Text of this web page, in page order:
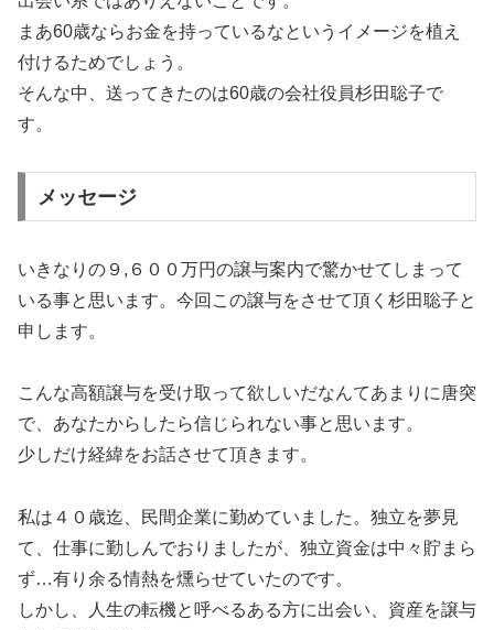
まあ60歳ならお金を持っているなというイメージを植え
付けるためでしょう。
そんな中、送ってきたのは60歳の会社役員杉田聡子で
す。
メッセージ
いきなりの９,６００万円の譲与案内で驚かせてしまって
いる事と思います。今回この譲与をさせて頂く杉田聡子と
申します。
こんな高額譲与を受け取って欲しいだなんてあまりに唐突
で、あなたからしたら信じられない事と思います。
少しだけ経緯をお話させて頂きます。
私は４０歳迄、民間企業に勤めていました。独立を夢見
て、仕事に勤しんでおりましたが、独立資金は中々貯まら
ず…有り余る情熱を燻らせていたのです。
しかし、人生の転機と呼べるある方に出会い、資産を譲与